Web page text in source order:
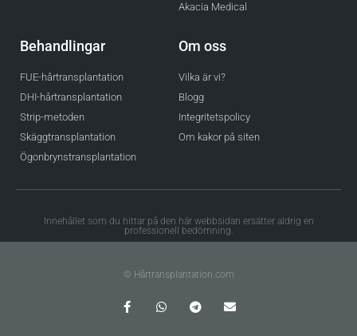
Akacia Medical
Behandlingar
FUE-hårtransplantation
DHI-hårtransplantation
Strip-metoden
Skäggtransplantation
Ögonbrynstransplantation
Om oss
Vilka är vi?
Blogg
Integritetspolicy
Om kakor på siten
Innehållet som du hittar på den här webbsidan ersätter aldrig en
professionell bedömning.
© Hårtransplantation.com